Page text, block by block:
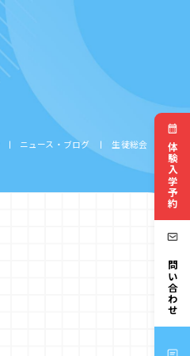
体験入学予約
お問い合わせ
ニュース・ブログ 生徒総会